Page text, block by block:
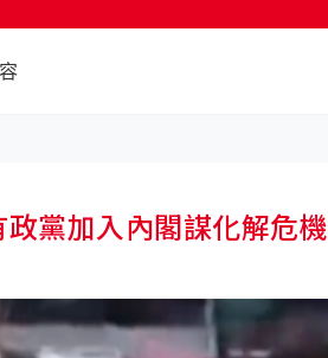
黨加入內閣謀化解危機